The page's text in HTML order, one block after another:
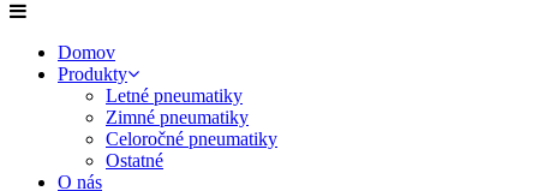
Domov
Produkty
Letné pneumatiky
Zimné pneumatiky
Celoročné pneumatiky
Ostatné
O nás